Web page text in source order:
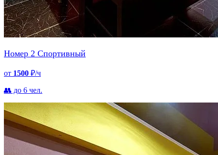
Номер 2 Спортивный
от 1500 ₽/ч
👥 до 6 чел.